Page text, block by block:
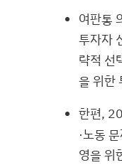
여판통
투자자
략적 선
을 위한
한편,
·노동
영을 위